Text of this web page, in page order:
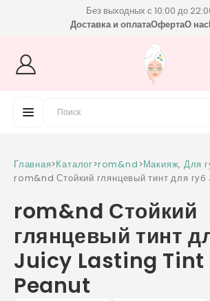
Без выходных с 10:00 до
Доставка и оплатаОфертаО нас
Главная>Каталог>rom&nd>Макияж, Для
rom&nd Стойкий глянцевый тинт для губ
rom&nd Стойкий
глянцевый тинт
Juicy Lasting Tint
Peanut